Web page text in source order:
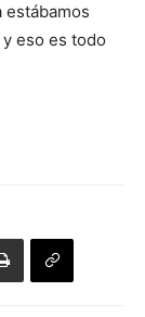
eso es todo